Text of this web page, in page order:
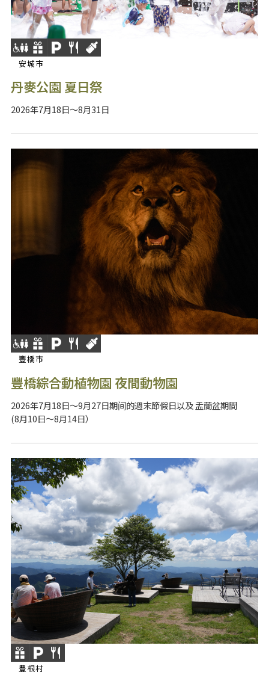
安城市
丹麥公園 夏日祭
2026年7月18日～8月31日
豐橋市
豐橋綜合動植物園 夜間動物園
2026年7月18日～9月27日期间的週末節假日以及 盂蘭盆期間
(8月10日～8月14日）
豊根村